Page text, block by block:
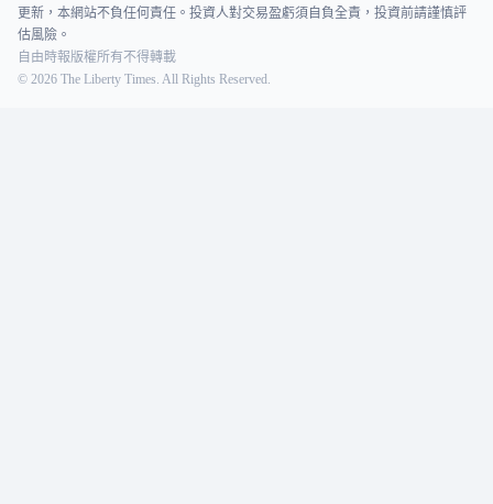
更新，本網站不負任何責任。投資人對交易盈虧須自負全責，投資前請謹慎評
估風險。
自由時報版權所有不得轉載
© 2026 The Liberty Times. All Rights Reserved.